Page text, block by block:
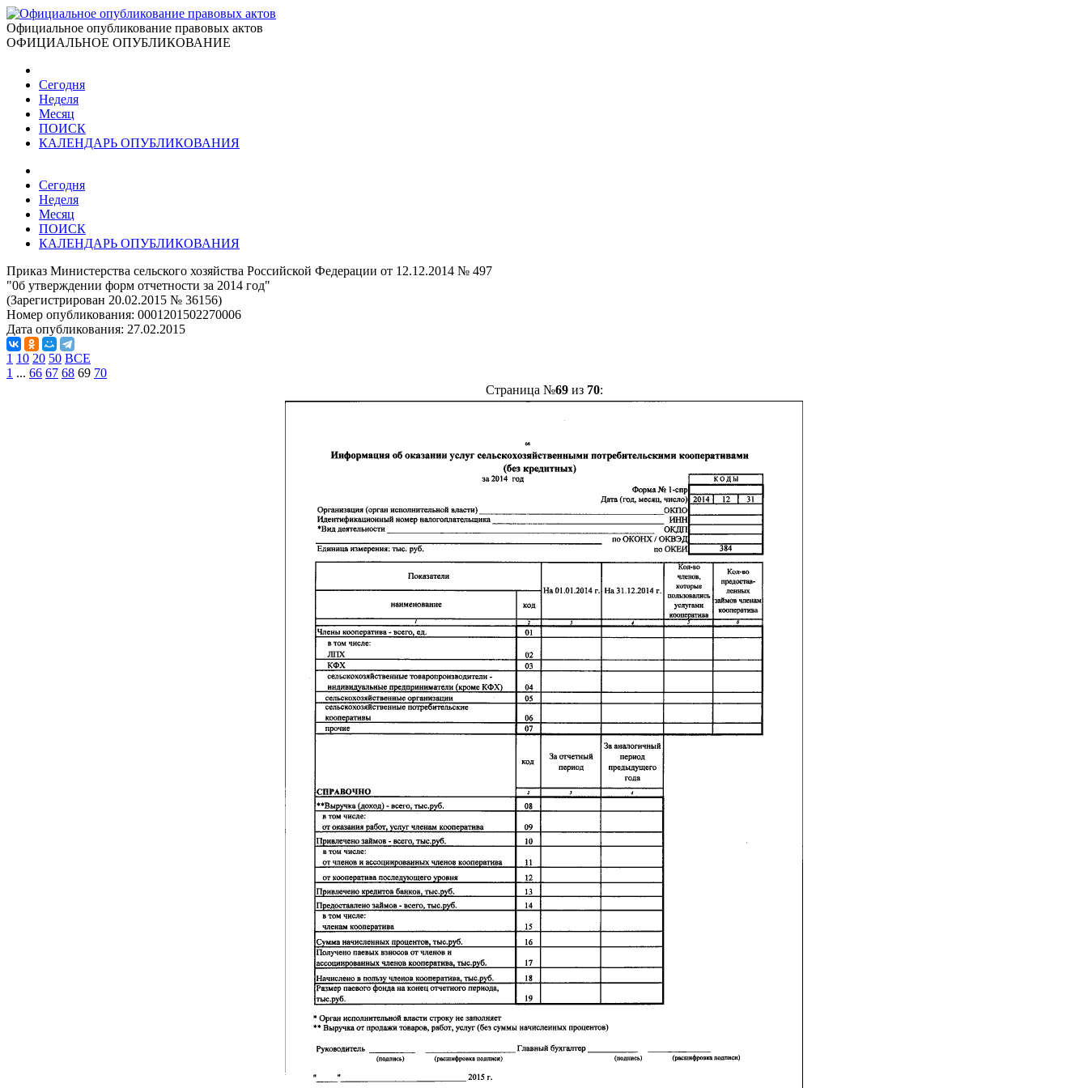
Официальное опубликование правовых актов
ОФИЦИАЛЬНОЕ ОПУБЛИКОВАНИЕ
Сегодня
Неделя
Месяц
ПОИСК
КАЛЕНДАРЬ ОПУБЛИКОВАНИЯ
Сегодня
Неделя
Месяц
ПОИСК
КАЛЕНДАРЬ ОПУБЛИКОВАНИЯ
Приказ Министерства сельского хозяйства Российской Федерации от 12.12.2014 № 497
"0б утверждении форм отчетности за 2014 год"
(Зарегистрирован 20.02.2015 № 36156)
Номер опубликования: 0001201502270006
Дата опубликования: 27.02.2015
1 10 20 50 ВСЕ
1 ... 66 67 68 69 70
Страница №69из 70: